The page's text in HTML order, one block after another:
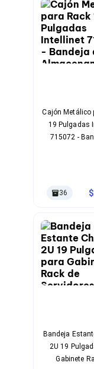
Teclados
Controles de
Servidores
Accesorios para
Racks y Gabinetes
Charolas para
Enfriamiento para
Soportes y
Sistemas
Accesorios para
Discos Duros
Discos Duros para
Discos Duros
Discos Duros para
Accesorios para
Gabinetes para SSD
Monitores
Soportes para
Monitores
Cajón Metálico
19 Pulgadas
715072 -
36
Bandeja
2U 19
Gabinete